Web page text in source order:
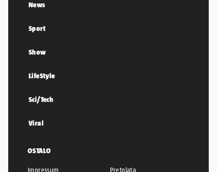
News
Sport
Show
LifeStyle
Sci/Tech
Viral
OSTALO
Impressum Pretplata